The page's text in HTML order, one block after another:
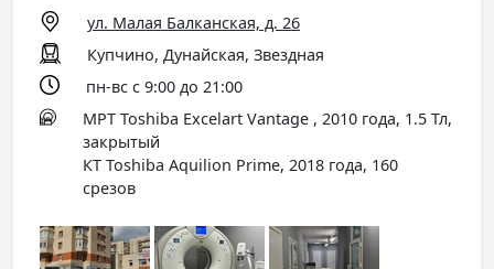
ул. Малая Балканская, д. 26
Купчино, Дунайская, Звездная
пн-вс с 9:00 до 21:00
МРТ Toshiba Excelart Vantage , 2010 года, 1.5 Тл,
закрытый
КТ Toshiba Aquilion Prime, 2018 года, 160
срезов